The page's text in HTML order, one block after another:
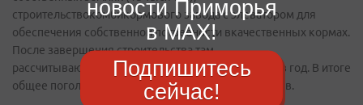
строительствокомбикормового завода с элеватором для
обеспечения собственной потребности вкачественных кормах.
После завершения строительства там
рассчитываютперерабатывать 10800 тонн молока в год. В итоге
общее поголовье дойных коровсоставит 5400 голов.
новости Приморья
в MAX!
Подпишитесь
сейчас!